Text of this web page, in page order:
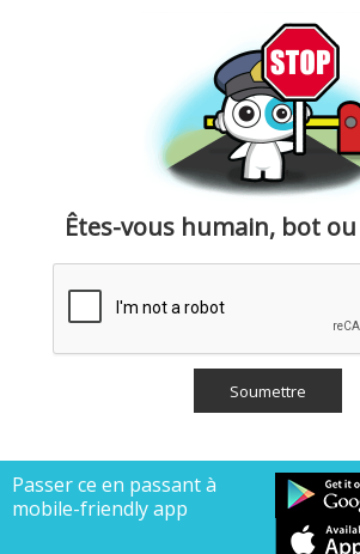
Êtes-vous humain, bot
Passer ce en passant à
mobile-friendly app